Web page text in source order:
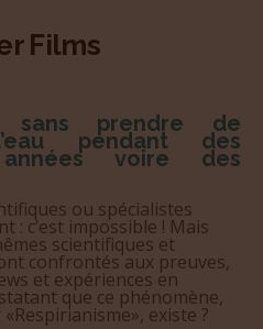
Films
sans prendre de
pendant des
voire des
ou spécialistes
: c’est impossible ! Mais
scientifiques et
confrontés aux preuves,
et expériences en
que ce phénomène,
existe ?